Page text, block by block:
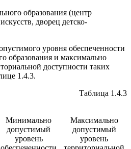
образования (центр
дворец детско-
уровня обеспеченности
образования и максимально
доступности таких
1.4.3.
Таблица 1.4.3
Минимально
допустимый
уровень
Максимально
допустимый
уровень